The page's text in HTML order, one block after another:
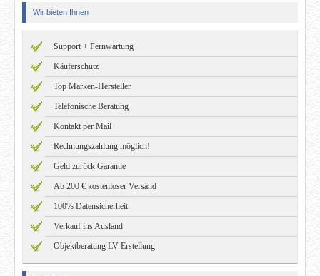
Wir bieten Ihnen
Support + Fernwartung
Käuferschutz
Top Marken-Hersteller
Telefonische Beratung
Kontakt per Mail
Rechnungszahlung möglich!
Geld zurück Garantie
Ab 200 € kostenloser Versand
100% Datensicherheit
Verkauf ins Ausland
Objektberatung LV-Erstellung